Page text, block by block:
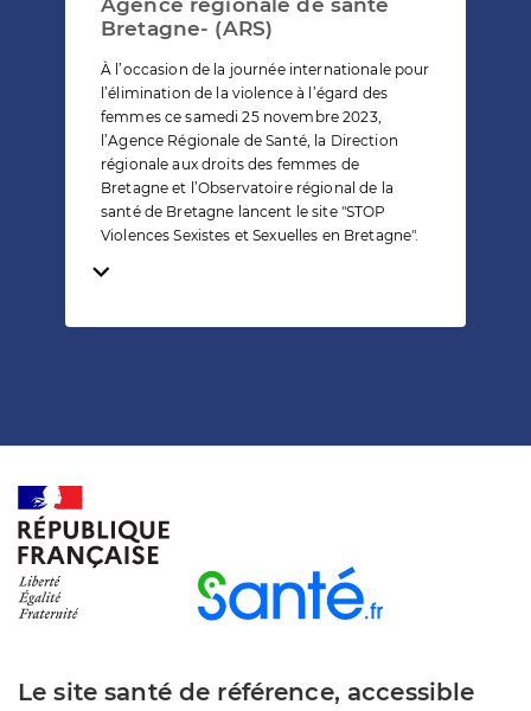
Bretagne- (ARS)
À l’occasion de la journée internationale pour
l’élimination de la violence à l’égard des
femmes ce samedi 25 novembre 2023,
l’Agence Régionale de Santé, la Direction
régionale aux droits des femmes de
Bretagne et l’Observatoire régional de la
santé de Bretagne lancent le site "STOP
Violences Sexistes et Sexuelles en Bretagne".
Temps de lecture
Le site santé de référence, accessible